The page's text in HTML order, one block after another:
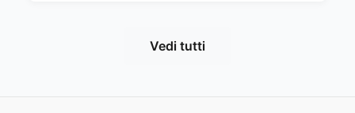
Vedi tutti